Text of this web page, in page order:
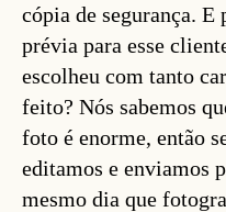
cópia de segurança. E
prévia para esse
escolheu com tanto
feito? Nós sabemos
foto é enorme, então
editamos e enviamos
mesmo dia que